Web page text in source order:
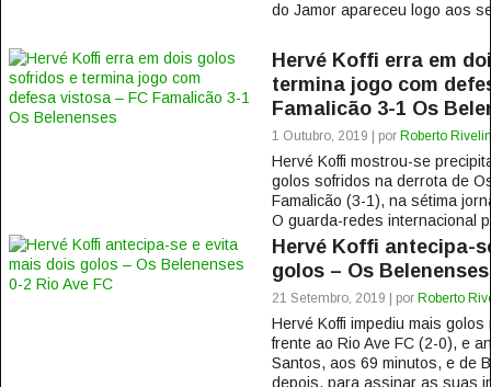
do Jamor apareceu logo aos
Hervé Koffi erra em
termina jogo com
Famalicão 3-1 Os
1 Outubro, 2019 | por Roberto
Hervé Koffi mostrou-se
golos sofridos na derrota de
Famalicão (3-1), na sétima
O guarda-redes internacional
Hervé Koffi antecipa-
golos – Os
21 Setembro, 2019 | por Roberto
Hervé Koffi impediu mais
frente ao Rio Ave FC (2-0), e
Santos, aos 69 minutos, e de
depois, para assinar as suas